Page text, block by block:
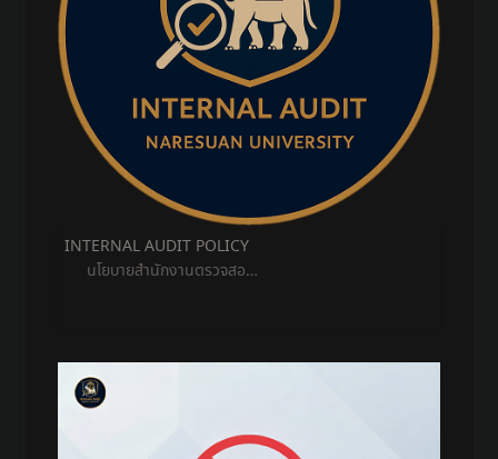
INTERNAL AUDIT POLICY
นโยบายสำนักงานตรวจสอ…